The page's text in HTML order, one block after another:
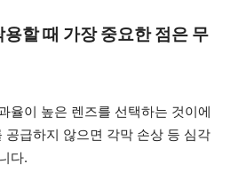
할 때 가장 중요한 점은 무
율이 높은 렌즈를 선택하는 것이에
공급하지 않으면 각막 손상 등 심각
다.